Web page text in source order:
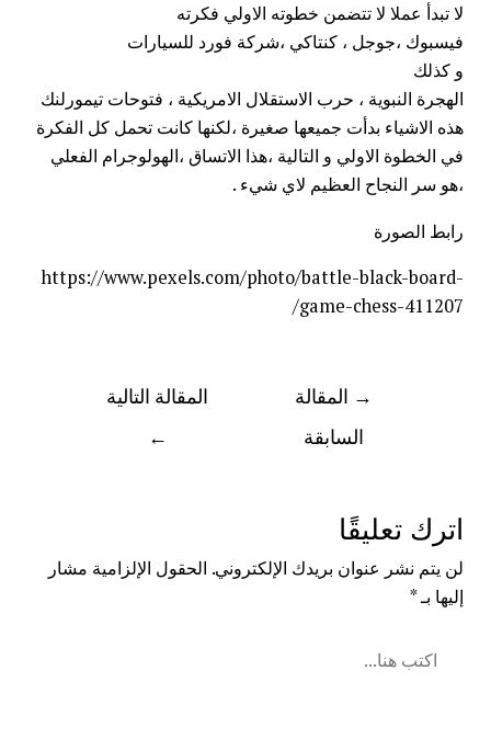
لا تبدأ عملا لا تتضمن خطوته الاولي فكرته
فيسبوك ،جوجل ، كنتاكي ،شركة فورد للسيارات
و كذلك
الهجرة النبوية ، حرب الاستقلال الامريكية ، فتوحات تيمورلنك
هذه الاشياء بدأت جميعها صغيرة ،لكنها كانت تحمل كل الفكرة
في الخطوة الاولي و التالية ،هذا الاتساق ،الهولوجرام الفعلي
،هو سر النجاح العظيم لاي شيء .
رابط الصورة
https://www.pexels.com/photo/battle-black-board-
game-chess-411207/
→ المقالة
السابقة
المقالة التالية
←
اترك تعليقًا
لن يتم نشر عنوان بريدك الإلكتروني. الحقول الإلزامية مشار
إليها بـ*